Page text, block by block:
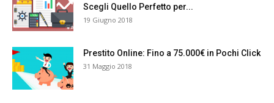
Scegli Quello Perfetto per...
19 Giugno 2018
Prestito Online: Fino a 75.000€ in Pochi Click
31 Maggio 2018